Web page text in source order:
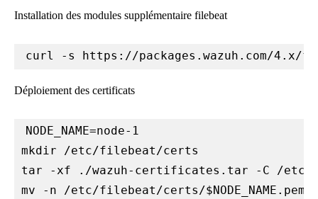
Installation des modules supplémentaire filebeat
Déploiement des certificats
NODE_NAME=node-1
mkdir /etc/filebeat/certs
tar -xf ./wazuh-certificates.tar -C /etc/
mv -n /etc/filebeat/certs/